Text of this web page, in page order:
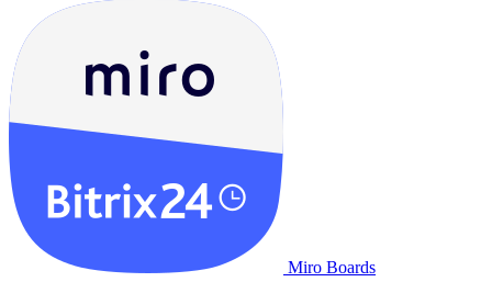
Miro Boards